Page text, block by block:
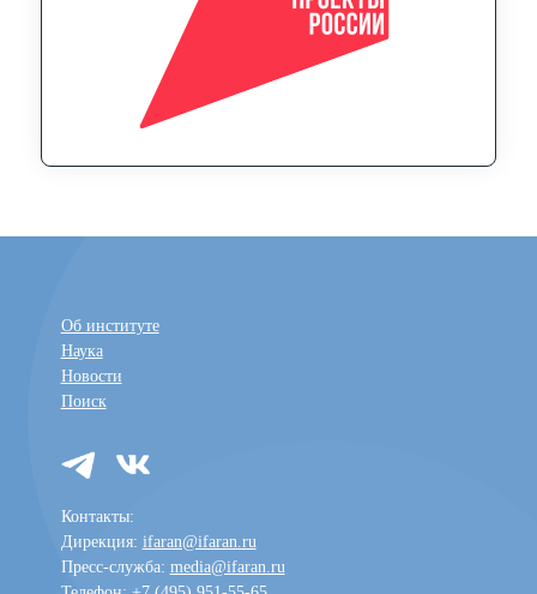
Об институте
Наука
Новости
Поиск
Контакты:
Дирекция: ifaran@ifaran.ru
Пресс-служба: media@ifaran.ru